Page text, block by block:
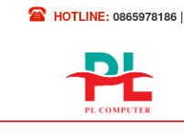
HOTLINE: 0865978186|